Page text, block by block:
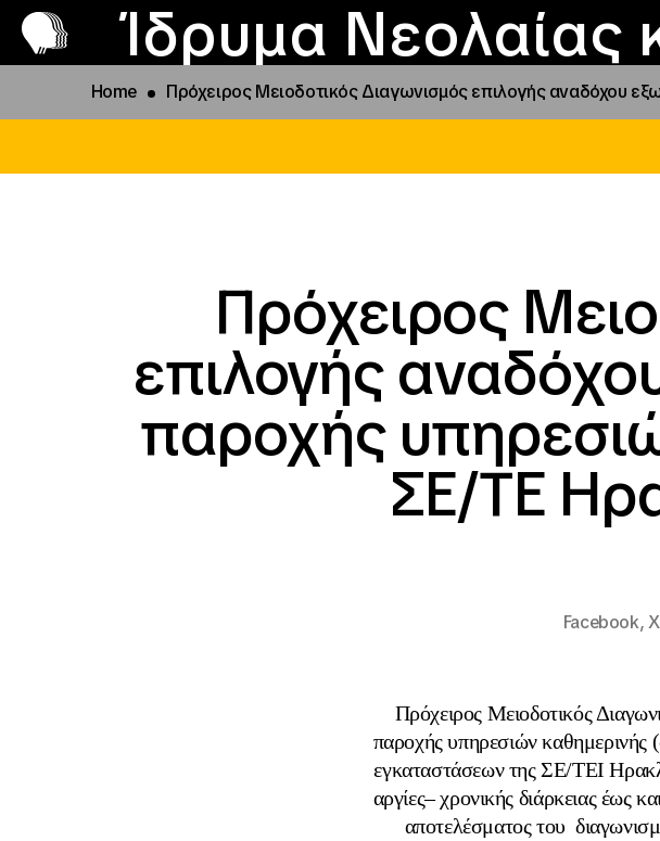
Ίδρυμα Νεολαίας
Το
Home Πρόχειρος Μειοδοτικός Διαγωνισμός επιλογής αναδόχου
Πρόχειρος
επιλογής
παροχής
ΣΕ/ΤΕ
Facebook,
Πρόχειρος Μειοδοτικός
παροχής υπηρεσιών καθημερινής
εγκαταστάσεων της ΣΕ/ΤΕΙ
αργίες– χρονικής διάρκειας έως
αποτελέσματος του